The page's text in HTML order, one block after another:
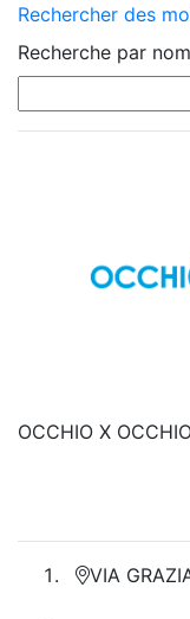
Rechercher des
Recherche par
OCCHIO X
VIA